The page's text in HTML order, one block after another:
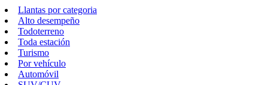
Llantas por categoria
Alto desempeño
Todoterreno
Toda estación
Turismo
Por vehículo
Automóvil